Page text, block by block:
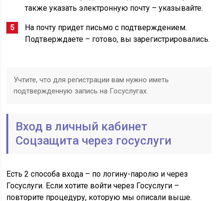
также указать электронную почту – указывайте.
На почту придет письмо с подтверждением.
Подтверждаете – готово, вы зарегистрировались.
Учтите, что для регистрации вам нужно иметь
подтвержденную запись на Госуслугах.
Вход в личный кабинет
Соцзащита через госуслуги
Есть 2 способа входа – по логину-паролю и через
Госуслуги. Если хотите войти через Госуслуги –
повторите процедуру, которую мы описали выше.